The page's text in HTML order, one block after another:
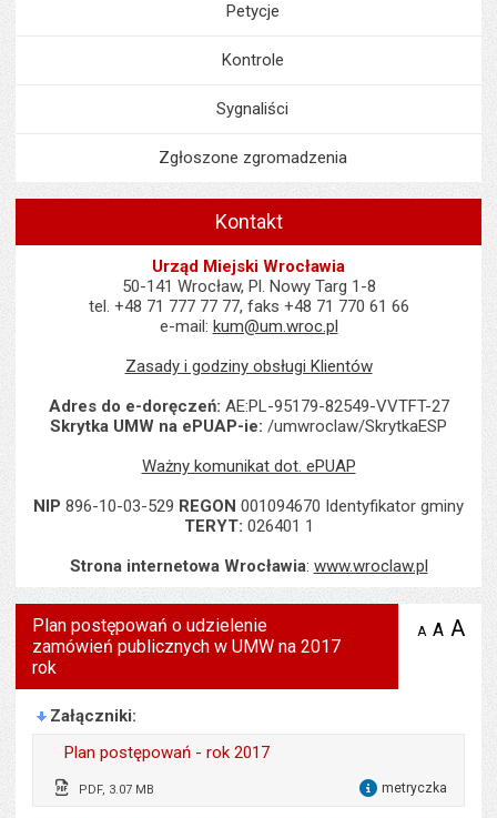
Petycje
Kontrole
Sygnaliści
Zgłoszone zgromadzenia
Kontakt
Urząd Miejski Wrocławia
50-141 Wrocław, Pl. Nowy Targ 1-8
tel. +48 71 777 77 77, faks +48 71 770 61 66
e-mail: kum@um.wroc.pl
Zasady i godziny obsługi Klientów
Adres do e-doręczeń: AE:PL-95179-82549-VVTFT-27
Skrytka UMW na ePUAP-ie: /umwroclaw/SkrytkaESP
Ważny komunikat dot. ePUAP
NIP 896-10-03-529 REGON 001094670 Identyfikator gminy
TERYT: 026401 1
Strona internetowa Wrocławia: www.wroclaw.pl
Plan postępowań o udzielenie
zamówień publicznych w UMW na 2017
rok
A zmniejsz
A A
Załączniki
Plan postępowań - rok 2017
PDF, 3.07 MB metryczka